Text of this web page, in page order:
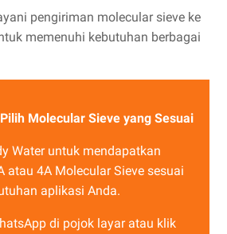
pengiriman molecular sieve ke
memenuhi kebutuhan berbagai
Molecular Sieve yang Sesuai
Water untuk mendapatkan
atau 4A Molecular Sieve sesuai
aplikasi Anda.
di pojok layar atau klik